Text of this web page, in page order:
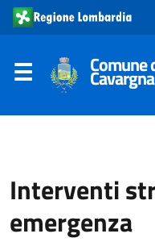
Comune
Cavargna
Interventi
emergenza